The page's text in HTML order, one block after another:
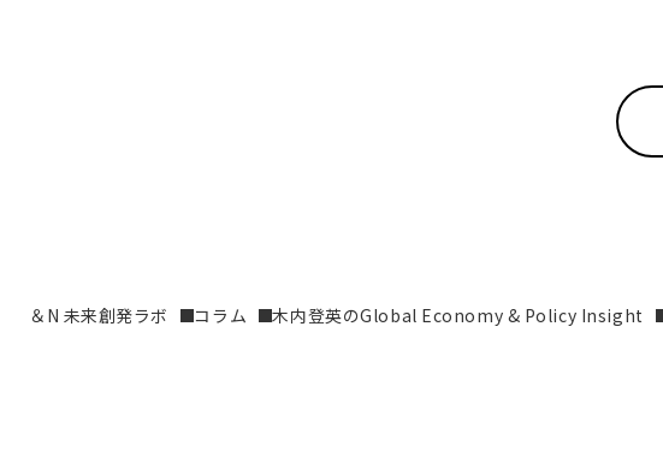
＆N 未来創発ラボ コラム 木内登英のGlobal Economy & Policy Insight